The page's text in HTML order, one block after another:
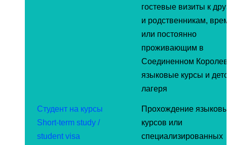
гостевые визиты к
и родственникам,
или постоянно
проживающим в
Соединенном
языковые курсы и
лагеря
Студент на курсы
Short-term study /
student visa
Прохождение
курсов или
специализированных